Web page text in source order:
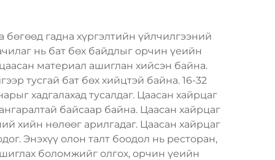
гадна хүргэлтийн үйлчилгээний
нь бат бөх байдлыг орчин үеийн
материал ашиглан хийсэн байна.
тусгай бат бөх хийцтэй байна. 16-32
хадгалахад тусалдаг. Цаасан хайрцаг
байсаар байна. Цаасан хайрцаг
хийн нөлөөг арилгадаг. Цаасан хайрцаг
Энэхүү олон талт боодол нь ресторан,
боломжийг олгох, орчин үеийн